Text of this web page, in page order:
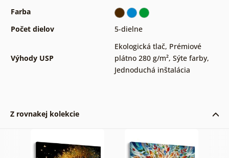
Farba
Počet dielov
5-dielne
Výhody USP
Ekologická tlač, Prémiové
plátno 280 g/m², Sýte farby,
Jednoduchá inštalácia
Z rovnakej kolekcie